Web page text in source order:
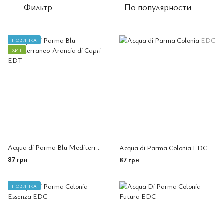
Фильтр По популярности
НОВИНКА
ХИТ
87 грн
Acqua di Parma Colonia EDC
87 грн
НОВИНКА